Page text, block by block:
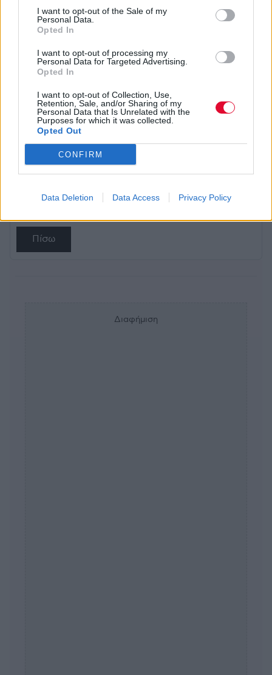
I want to opt-out of the Sale of my
Personal Data.
Opted In
I want to opt-out of processing my
Personal Data for Targeted Advertising.
Opted In
I want to opt-out of Collection, Use,
Retention, Sale, and/or Sharing of my
Personal Data that Is Unrelated with the
Purposes for which it was collected.
Opted Out
CONFIRM
Data Deletion Data Access Privacy Policy
Αυτόν το Νοέμβριο, ετοιμαστείτε να ζήσετε από
κοντά το ηχητικό τσουνάμι τους σε έξι ελληνικές
πόλεις!
Online προπώληση:
https://cometogether.live/event/3590/valley-of-
the-sun-us-ptolemaida
Hard copy εισιτήρια: Μανδρακούκος
Πίσω
Διαφήμιση